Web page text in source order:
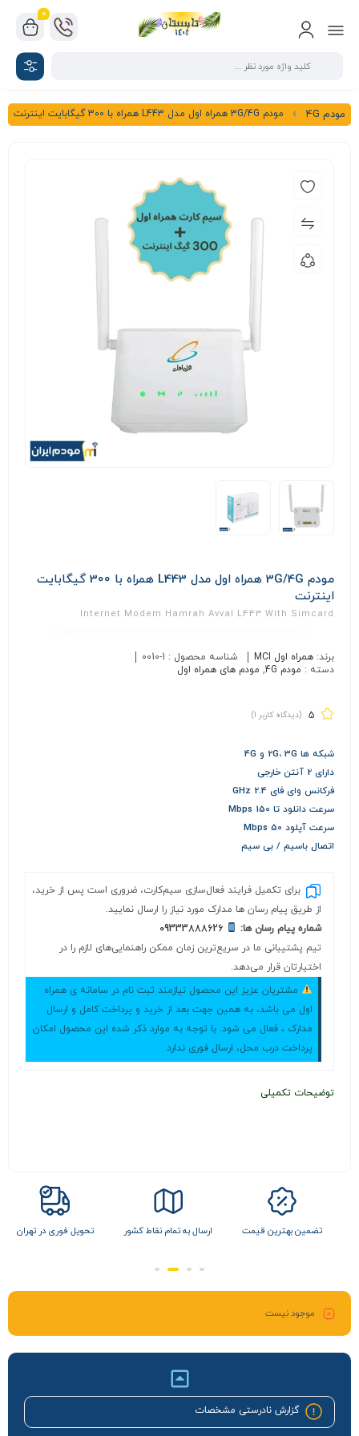
0
مودم 4G مودم 3G/4G همراه اول مدل L443 همراه با 300 گیگابایت اینترنت
مودم 3G/4G همراه اول مدل L443 همراه با 300 گیگابایت
اینترنت
Internet Modem Hamrah Avval L443 With Simcard
برند: همراه اول MCI شناسه محصول : 0010-1
دسته : مودم 4G , مودم های همراه اول
5 (دیدگاه کاربر 1
)
شبکه ها 2G، 3G و 4G
دارای 2 آنتن خارجی
فرکانس وای فای 2.4 GHz
سرعت دانلود تا 150 Mbps
سرعت آپلود 50 Mbps
اتصال باسیم / بی سیم
برای تکمیل فرایند فعال‌سازی سیم‌کارت، ضروری است پس از خرید،
از طریق پیام رسان ها مدارک مورد نیاز را ارسال نمایید.
شماره پیام رسان ها:
09333888626
تیم پشتیبانی ما در سریع‌ترین زمان ممکن راهنمایی‌های لازم را در
اختیارتان قرار می‌دهد.
مشتریان عزیز این محصول نیازمند ثبت نام در سامانه ی همراه
اول می باشد، به همین جهت بعد از خرید و پرداخت کامل و ارسال
مدارک ، فعال می شود. با توجه به موارد ذکر شده این محصول امکان
پرداخت درب محل، ارسال فوری ندارد
توضیحات تکمیلی
تضمین بهترین قیمت ارسال به تمام نقاط کشور تحویل فوری در تهران
موجود نیست
گزارش نادرستی مشخصات